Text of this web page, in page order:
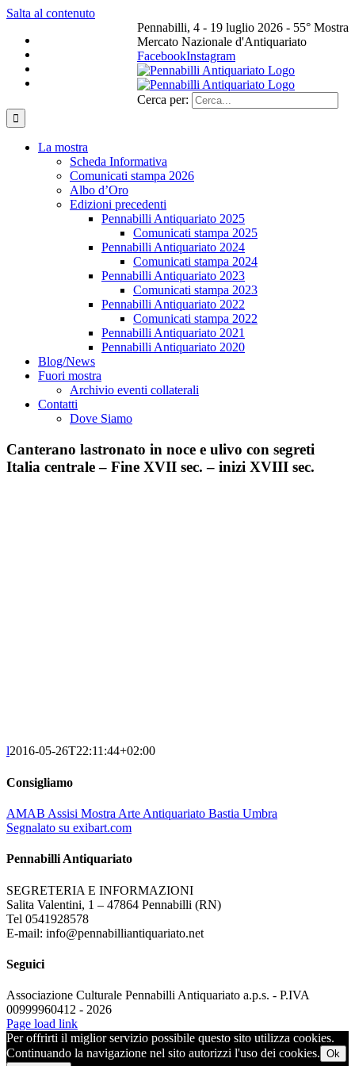
Salta al contenuto
Pennabilli, 4 - 19 luglio 2026 - 55° Mostra
Mercato Nazionale d'Antiquariato
FacebookInstagram
Cerca per:
La mostra
Scheda Informativa
Comunicati stampa 2026
Albo d’Oro
Edizioni precedenti
Pennabilli Antiquariato 2025
Comunicati stampa 2025
Pennabilli Antiquariato 2024
Comunicati stampa 2024
Pennabilli Antiquariato 2023
Comunicati stampa 2023
Pennabilli Antiquariato 2022
Comunicati stampa 2022
Pennabilli Antiquariato 2021
Pennabilli Antiquariato 2020
Blog/News
Fuori mostra
Archivio eventi collaterali
Contatti
Dove Siamo
Canterano lastronato in noce e ulivo con segreti
Italia centrale – Fine XVII sec. – inizi XVIII sec.
l2016-05-26T22:11:44+02:00
Consigliamo
AMAB Assisi Mostra Arte Antiquariato Bastia Umbra
Segnalato su exibart.com
Pennabilli Antiquariato
SEGRETERIA E INFORMAZIONI
Salita Valentini, 1 – 47864 Pennabilli (RN)
Tel 0541928578
E-mail: info@pennabilliantiquariato.net
Seguici
Associazione Culturale Pennabilli Antiquariato a.p.s. - P.IVA
00999960412 - 2026
Page load link
Per offrirti il miglior servizio possibile questo sito utilizza cookies.
Continuando la navigazione nel sito autorizzi l'uso dei cookies. Ok